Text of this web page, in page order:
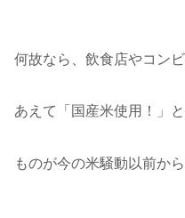
何故なら、飲食店やコン
あえて「国産米使用！」
ものが今の米騒動以前か